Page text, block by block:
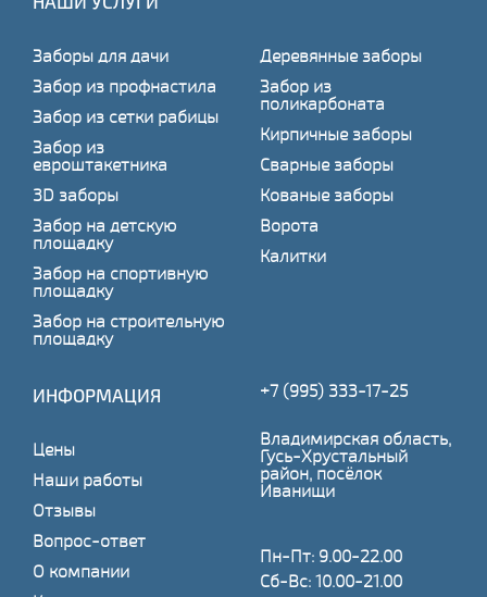
Заборы для дачи
Забор из профнастила
Забор из сетки рабицы
Забор из
евроштакетника
3D заборы
Забор на детскую
площадку
Забор на спортивную
площадку
Забор на строительную
площадку
Деревянные заборы
Забор из
поликарбоната
Кирпичные заборы
Сварные заборы
Кованые заборы
Ворота
Калитки
ИНФОРМАЦИЯ
Цены
Наши работы
Отзывы
Вопрос-ответ
О компании
+7 (995) 333-17-25
Владимирская область,
Гусь-Хрустальный
район, посёлок
Иванищи
Пн-Пт: 9.00-22.00
Сб-Вс: 10.00-21.00